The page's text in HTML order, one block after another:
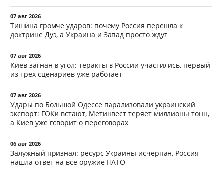
07 авг 2026
Тишина громче ударов: почему Россия перешла к
доктрине Дуэ, а Украина и Запад просто ждут
07 авг 2026
Киев загнан в угол: теракты в России участились, первый
из трёх сценариев уже работает
07 авг 2026
Удары по Большой Одессе парализовали украинский
экспорт: ГОКи встают, Метинвест теряет миллионы тонн,
а Киев уже говорит о переговорах
06 авг 2026
Залужный признал: ресурс Украины исчерпан, Россия
нашла ответ на всё оружие НАТО